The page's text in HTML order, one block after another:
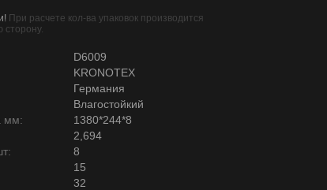
При расчете кол-ва упаковок производится
сторону.
D6009
KRONOTEX
Германия
Влагостойкий
мм:
1380*244*8
2,694
8
15
32